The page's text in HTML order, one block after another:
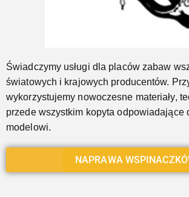
Świadczymy usługi dla placów zabaw
światowych i krajowych producentów.
wykorzystujemy nowoczesne materiały,
przede wszystkim kopyta odpowiadające
modelowi.
NAPRAWA